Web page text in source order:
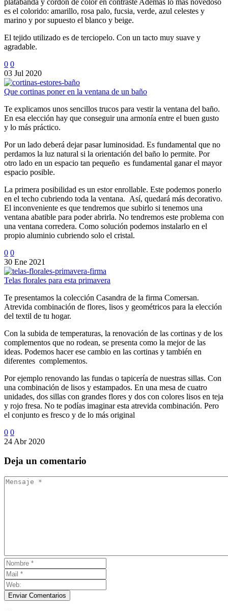
es el colorido: amarillo, rosa palo, fucsia, verde, azul celestes y
marino y por supuesto el blanco y beige.
El tejido utilizado es de terciopelo. Con un tacto muy suave y
agradable.
0 0
03 Jul 2020
Que cortinas poner en la ventana de un baño
Te explicamos unos sencillos trucos para vestir la ventana del baño.
En esa elección hay que conseguir una armonía entre el buen gusto
y lo más práctico.
Por un lado deberá dejar pasar luminosidad. Es fundamental que no
perdamos la luz natural si la orientación del baño lo permite. Por
otro lado en un espacio tan pequeño es fundamental ganar el mayor
espacio posible.
La primera posibilidad es un estor enrollable. Este podemos ponerlo
en el techo cubriendo toda la ventana. Así, quedará más decorativo.
El inconveniente es que tendremos que subirlo si tenemos una
ventana abatible para poder abrirla. No tendremos este problema con
una ventana corredera. Como solución podemos instalarlo en el
propio aluminio cubriendo solo el cristal.
0 0
30 Ene 2021
Telas florales para esta primavera
Te presentamos la colección Casandra de la firma Comersan.
Atrevida combinación de flores, lisos y geométricos para la elección
del textil de tu hogar.
Con la subida de temperaturas, la renovación de las cortinas y de los
complementos que no rodean, se presenta como la mejor de las
ideas. Podemos hacer ese cambio en las cortinas y también en
diferentes complementos.
Por ejemplo renovando las fundas o tapicería de nuestras sillas. Con
una combinación de lisos y estampados. En una mesa de cuatro
unidades, dos sillas con grandes flores y dos con colores lisos en teja
y rojo fresa. No te podías imaginar esta atrevida combinación. Pero
el conjunto es fresco y de lo más original
0 0
24 Abr 2020
Deja un comentario
Enviar Comentarios